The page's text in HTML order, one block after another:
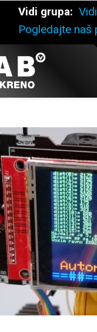
Vidi grupa:
Pogledajte naš